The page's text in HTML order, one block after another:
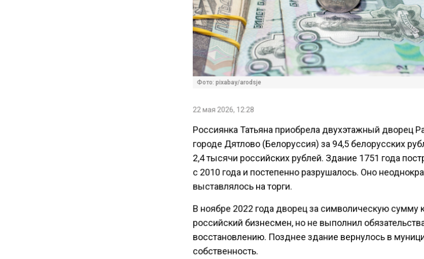
Фото: pixabay/arodsje
22 мая 2026, 12:28
Россиянка Татьяна приобрела двухэтажный дворец
городе Дятлово (Белоруссия) за 94,5 белорусских
2,4 тысячи российских рублей. Здание 1751 года
с 2010 года и постепенно разрушалось. Оно
выставлялось на торги.
В ноябре 2022 года дворец за символическую сумму
российский бизнесмен, но не выполнил
восстановлению. Позднее здание вернулось в
собственность.